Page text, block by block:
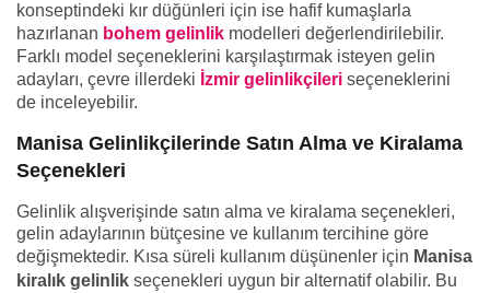
konseptindeki kır düğünleri için ise hafif kumaşlarla
hazırlanan bohem gelinlik modelleri değerlendirilebilir.
Farklı model seçeneklerini karşılaştırmak isteyen gelin
adayları, çevre illerdeki İzmir gelinlikçileri seçeneklerini
de inceleyebilir.
Manisa Gelinlikçilerinde Satın Alma ve Kiralama
Seçenekleri
Gelinlik alışverişinde satın alma ve kiralama seçenekleri,
gelin adaylarının bütçesine ve kullanım tercihine göre
değişmektedir. Kısa süreli kullanım düşünenler için Manisa
kiralık gelinlik seçenekleri uygun bir alternatif olabilir. Bu